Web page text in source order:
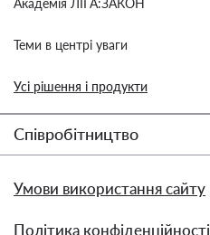
Академія ЛІГА:ЗАКОН
Теми в центрі уваги
Усі рішення і продукти
Співробітництво
Умови використання сайту
Політика конфіденційності